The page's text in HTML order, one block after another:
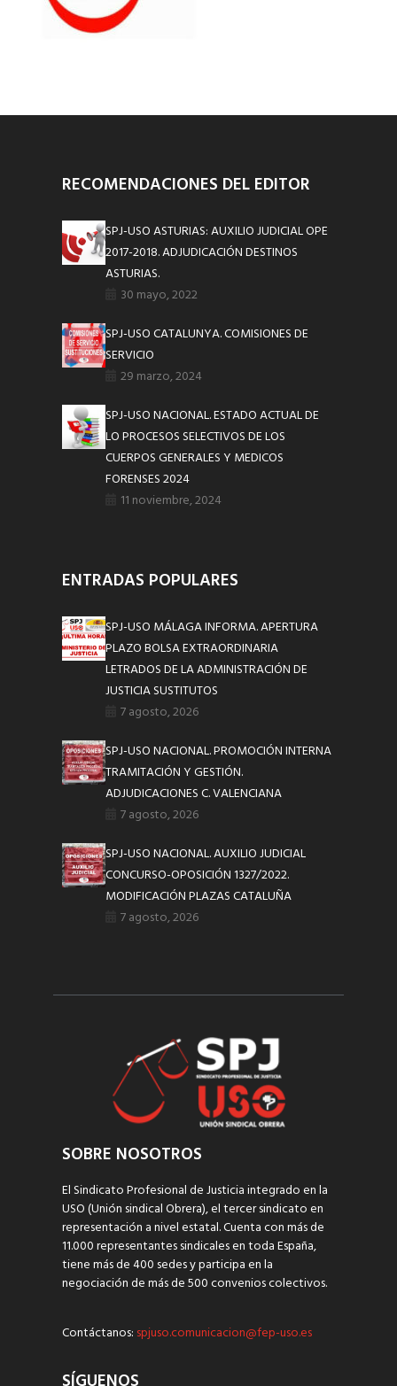
RECOMENDACIONES DEL EDITOR
SPJ-USO ASTURIAS: AUXILIO JUDICIAL OPE
2017-2018. ADJUDICACIÓN DESTINOS
ASTURIAS.
30 mayo, 2022
SPJ-USO CATALUNYA. COMISIONES DE
SERVICIO
29 marzo, 2024
SPJ-USO NACIONAL. ESTADO ACTUAL DE
LO PROCESOS SELECTIVOS DE LOS
CUERPOS GENERALES Y MEDICOS
FORENSES 2024
11 noviembre, 2024
ENTRADAS POPULARES
SPJ-USO MÁLAGA INFORMA. APERTURA
PLAZO BOLSA EXTRAORDINARIA
LETRADOS DE LA ADMINISTRACIÓN DE
JUSTICIA SUSTITUTOS
7 agosto, 2026
SPJ-USO NACIONAL. PROMOCIÓN INTERNA
TRAMITACIÓN Y GESTIÓN.
ADJUDICACIONES C. VALENCIANA
7 agosto, 2026
SPJ-USO NACIONAL. AUXILIO JUDICIAL
CONCURSO-OPOSICIÓN 1327/2022.
MODIFICACIÓN PLAZAS CATALUÑA
7 agosto, 2026
SOBRE NOSOTROS
El Sindicato Profesional de Justicia integrado en la
USO (Unión sindical Obrera), el tercer sindicato en
representación a nivel estatal. Cuenta con más de
11.000 representantes sindicales en toda España,
tiene más de 400 sedes y participa en la
negociación de más de 500 convenios colectivos.
Contáctanos: spjuso.comunicacion@fep-uso.es